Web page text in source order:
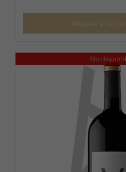
Afegeix a la
No